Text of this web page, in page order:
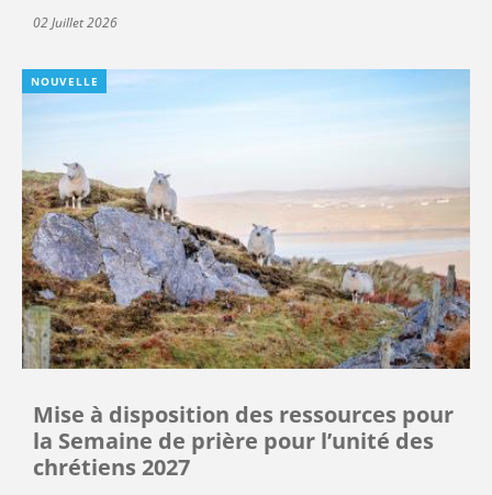
02 Juillet 2026
NOUVELLE
Mise à disposition des ressources pour
la Semaine de prière pour l’unité des
chrétiens 2027